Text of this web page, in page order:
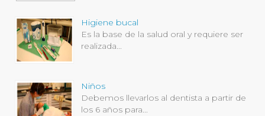
Higiene bucal
Es la base de la salud oral y requiere ser
realizada...
Niños
Debemos llevarlos al dentista a partir de
los 6 años para...